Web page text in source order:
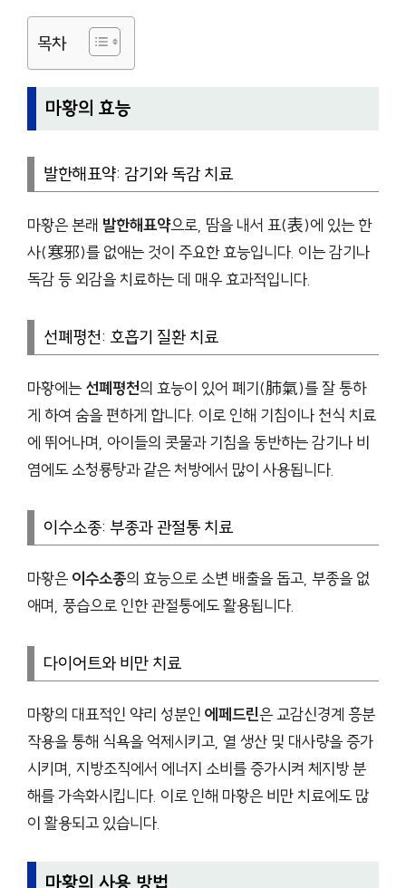
목차
마황의 효능
발한해표약: 감기와 독감 치료
마황은 본래 발한해표약으로, 땀을 내서 표(表)에 있는 한
사(寒邪)를 없애는 것이 주요한 효능입니다. 이는 감기나
독감 등 외감을 치료하는 데 매우 효과적입니다.
선폐평천: 호흡기 질환 치료
마황에는 선폐평천의 효능이 있어 폐기(肺氣)를 잘 통하
게 하여 숨을 편하게 합니다. 이로 인해 기침이나 천식 치료
에 뛰어나며, 아이들의 콧물과 기침을 동반하는 감기나 비
염에도 소청룡탕과 같은 처방에서 많이 사용됩니다.
이수소종: 부종과 관절통 치료
마황은 이수소종의 효능으로 소변 배출을 돕고, 부종을 없
애며, 풍습으로 인한 관절통에도 활용됩니다.
다이어트와 비만 치료
마황의 대표적인 약리 성분인 에페드린은 교감신경계 흥분
작용을 통해 식욕을 억제시키고, 열 생산 및 대사량을 증가
시키며, 지방조직에서 에너지 소비를 증가시켜 체지방 분
해를 가속화시킵니다. 이로 인해 마황은 비만 치료에도 많
이 활용되고 있습니다.
마황의 사용 방법